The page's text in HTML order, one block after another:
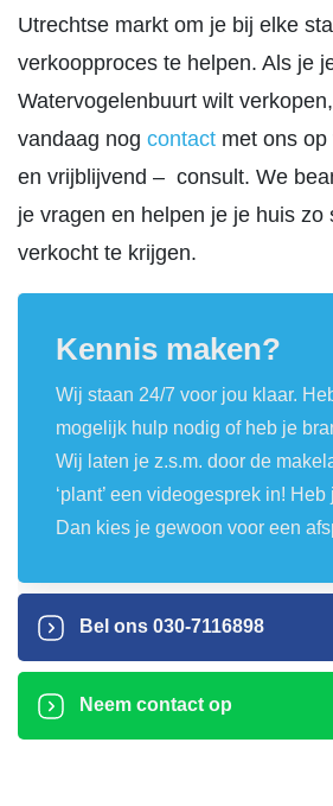
Utrechtse markt om je bij elke
verkoopproces te helpen. Als je
Watervogelenbuurt wilt
vandaag nog contact met ons
en vrijblijvend – consult. We
je vragen en helpen je je huis zo
verkocht te krijgen.
Kennis maken?
Wij staan 24/7 voor jou klaar.
mogelijk hulp nodig of heb je
Wij laten je z.s.m. door de
‘plant’ een videogesprek in!
Dan kies je gewoon voor een
Bel ons 030-7116898
Neem contact op